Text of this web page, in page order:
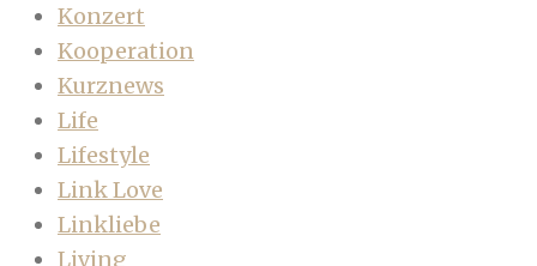
Konzert
Kooperation
Kurznews
Life
Lifestyle
Link Love
Linkliebe
Living